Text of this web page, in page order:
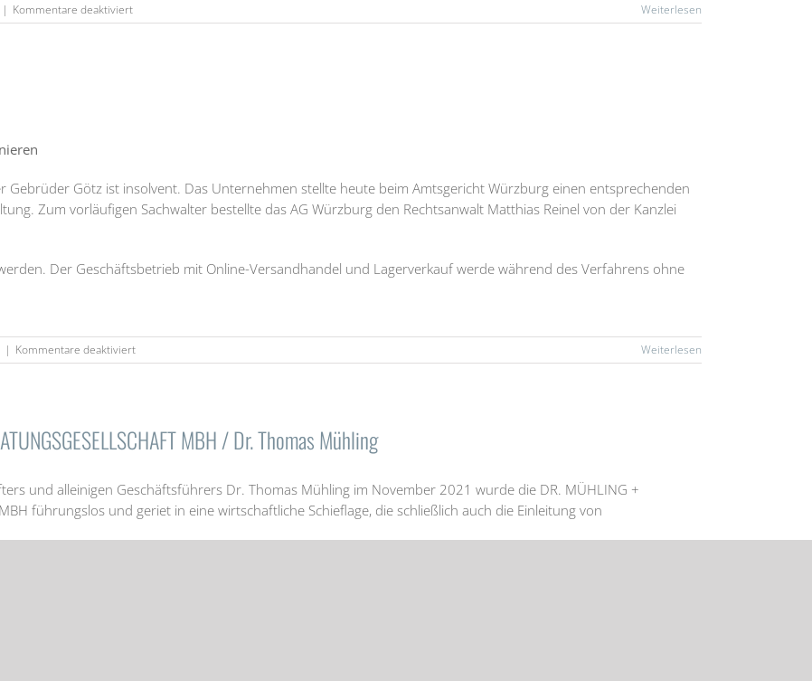
| Kommentare deaktiviertfür
Heiler
Weiterlesen
Götz ist insolvent. Das Unternehmen stellte heute beim Amtsgericht Würzburg einen entsprechenden
Zum vorläufigen Sachwalter bestellte das AG Würzburg den Rechtsanwalt Matthias Reinel von der Kanzlei
Der Geschäftsbetrieb mit Online-Versandhandel und Lagerverkauf werde während des Verfahrens ohne
| Kommentare deaktiviertfür
Gebrüder
Co.
KG
Weiterlesen
MBH / Dr. Thomas Mühling
und alleinigen Geschäftsführers Dr. Thomas Mühling im November 2021 wurde die DR. MÜHLING +
MBH führungslos und geriet in eine wirtschaftliche Schieflage, die schließlich auch die Einleitung von